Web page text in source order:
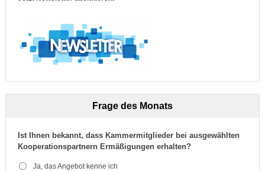
Frage des Monats
Ist Ihnen bekannt, dass Kammermitglieder bei ausgewählten
Kooperationspartnern Ermäßigungen erhalten?
Ja, das Angebot kenne ich